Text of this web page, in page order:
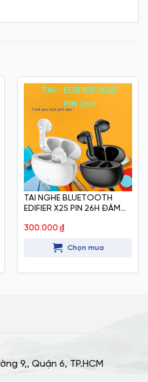
TAI NGHE BLUETOOTH
EDIFIER X2S PIN 26H ĐÀM
300.000 ₫
Chọn mua
9,, Quận 6, TP.HCM